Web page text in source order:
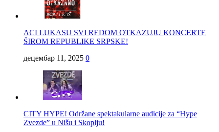
ACI LUKASU SVI REDOM OTKAZUJU KONCERTE
ŠIROM REPUBLIKE SRPSKE!
децембар 11, 2025 0
CITY HYPE! Održane spektakularne audicije za “Hype
Zvezde” u Nišu i Skoplju!